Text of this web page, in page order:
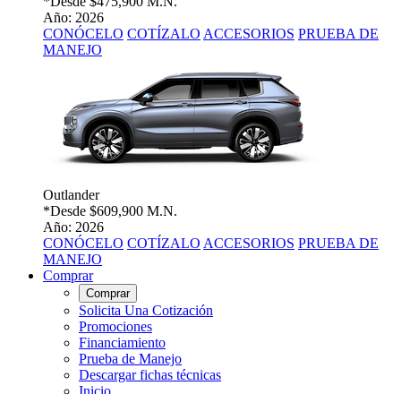
Año: 2026
CONÓCELO COTÍZALO ACCESORIOS PRUEBA DE
MANEJO
Outlander
*Desde $609,900 M.N.
Año: 2026
CONÓCELO COTÍZALO ACCESORIOS PRUEBA DE
MANEJO
Comprar
Comprar
Solicita Una Cotización
Promociones
Financiamiento
Prueba de Manejo
Descargar fichas técnicas